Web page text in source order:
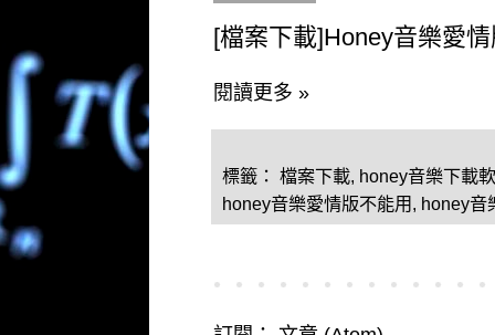
[檔案下載]Honey音樂愛
閱讀更多 »
標籤： 檔案下載, honey音樂下載
honey音樂愛情版不能用, honey音